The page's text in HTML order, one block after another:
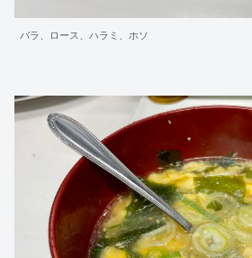
バラ、ロース、ハラミ、ホソ